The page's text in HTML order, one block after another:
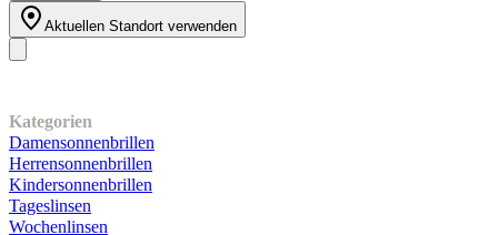
Aktuellen Standort verwenden
Kategorien
Damensonnenbrillen
Herrensonnenbrillen
Kindersonnenbrillen
Tageslinsen
Wochenlinsen